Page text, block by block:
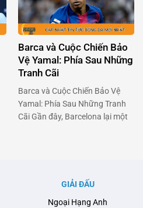
Gabon đã dám trải lòng về giai
đoạn u ám ấy, và cách anh đang
tìm …
Barca và Cuộc Chiến Bảo
Vệ Yamal: Phía Sau Những
Tranh Cãi
Barca và Cuộc Chiến Bảo Vệ
Yamal: Phía Sau Những Tranh
Cãi Gần đây, Barcelona lại một
đội bóng này với Liên đoàn
GIẢI ĐẤU
Ngoại Hạng Anh